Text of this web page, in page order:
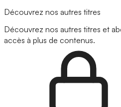
Découvrez nos autres titres
Découvrez nos autres titres et
accès à plus de contenus.